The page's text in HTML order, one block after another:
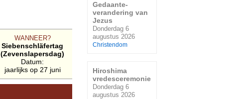
WANNEER?
Siebenschläfertag
(Zevenslapersdag)
Datum:
jaarlijks op 27 juni
Gedaante-
verandering van
Jezus
Donderdag 6
augustus 2026
Christendom
Hiroshima
vredesceremonie
Donderdag 6
augustus 2026